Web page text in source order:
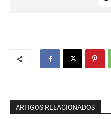
ARTIGOS RELACIONADOS